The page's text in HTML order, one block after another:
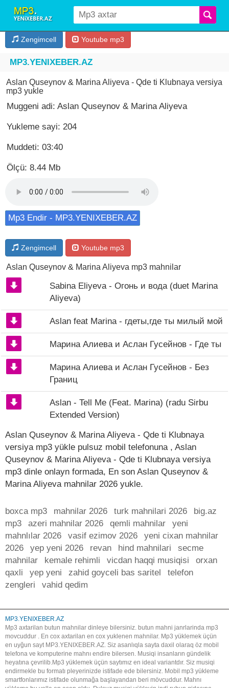
Zengimcell Youtube mp3
MP3.YENIXEBER.AZ
Aslan Quseynov & Marina Aliyeva - Qde ti Klubnaya versiya
mp3 yukle
Muggeni adi: Aslan Quseynov & Marina Aliyeva
Yukleme sayi: 204
Muddeti: 03:40
Ölçü: 8.44 Mb
Mp3 Endir - MP3.YENIXEBER.AZ
Zengimcell Youtube mp3
Aslan Quseynov & Marina Aliyeva mp3 mahnilar
Sabina Eliyeva - Огонь и вода (duet Marina
Aliyeva)
Aslan feat Marina - гдеты,где ты милый мой
Марина Алиева и Аслан Гусейнов - Где ты
Марина Алиева и Аслан Гусейнов - Без
Границ
Aslan - Tell Me (Feat. Marina) (radu Sirbu
Extended Version)
Aslan Quseynov & Marina Aliyeva - Qde ti Klubnaya
versiya mp3 yükle pulsuz mobil telefonuna , Aslan
Quseynov & Marina Aliyeva - Qde ti Klubnaya versiya
mp3 dinle onlayn formada, En son Aslan Quseynov &
Marina Aliyeva mahnilar 2026 yukle.
boxca mp3 mahnilar 2026 turk mahnilari 2026
big.az
mp3
azeri mahnilar 2026 qemli mahnilar
yeni
mahnlılar 2026
vasif ezimov 2026
yeni cixan mahnilar
2026
yep yeni 2026 revan hind mahnilari
secme
mahnilar
kemale rehimli vicdan haqqi musiqisi
orxan
qaxli
yep yeni zahid goyceli bas saritel
telefon
zengleri
vahid qedim
MP3.YENIXEBER.AZ
Mp3 axtarilan butun mahnilar dinleye bilersiniz. butun mahni janrlarinda mp3
movcuddur . En cox axtarilan en cox yuklenen mahnilar. Mp3 yüklemek üçün
en uyğun sayt MP3.YENIXEBER.AZ. Siz asanlıqla sayta daxil olaraq öz mobil
telefona ve komputerine mahnı endire bilersen. Musiqi insanların gündelik
heyatına çevrilib.Mp3 yüklemek üçün saytımız en ideal variantdır. Siz musiqi
endirmekle bu formatı pleyerinizde istifade ede bilersiniz. Mobil mp3 yükleme
smartfonlarımız istifade olunmağa başlayandan beri mövcuddur. Mahnı